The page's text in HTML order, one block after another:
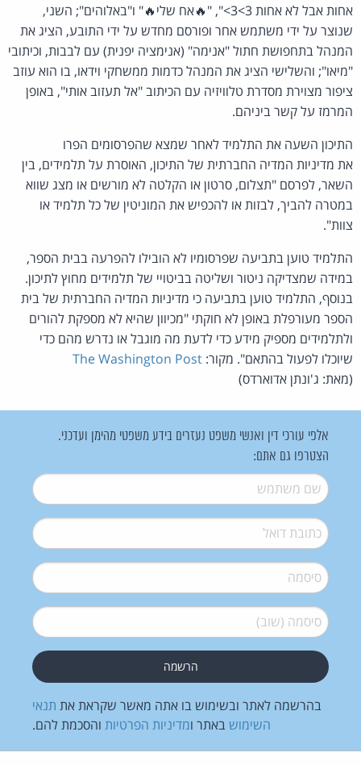
אחות אבל לא אחות 3>3>", "🔥אח שלי🔥" ו"באלוהים"; השני,
שנוצר על ידי משתמש אחר ופורסם מחדש על ידי התובע, הציג את
המנהל בתחפושת חתול "אנימה" (אנימציה יפנית) עם לבבות, וכיתובי
"מיאו"; והשלישי הציג את המנהל כדמות ממשחקי וידאו, בו הוא עוזב
ציפור מצוירת מסדרת טלוויזיה עם הכיתוב "אל תעזוב אותי", באופן
המרמז על קשר ביניהם.
התיכון השעה את התלמיד לאחר שמצא שהפרסומים הפרו
את מדיניות המדיה החברתית של התיכון, האוסרת על תלמידים, בין
השאר, לפרסם "תצלום, סרטון או הקלטה לא מורשים או מצג שווא
במטרה להביך, לבזות או להכפיש את המוניטין של כל תלמיד או
צוות".
התלמיד טוען בתביעה שפרסומיו לא הובילו להפרעה בבית הספר,
במידה שמצדיקה ניטור ושליטה בביטויי של תלמידים מחוץ לתיכון.
בנוסף, התלמיד טוען בתביעה כי מדיניות המדיה החברתית של בית
הספר מעורפלת באופן לא חוקתי "מכיוון שהיא לא מספקת להורים
ולתלמידים מספיק מידע כדי לדעת מה מוגבל או נדרש מהם כדי
שיוכלו לפעול בהתאם". מקור: The Washington Post
(מאת: ג'ונתן אדוארדס)
אלפי עורכי דין ואנשי משפט נעזרים בידע משפטי מהימן ועדכני.
הצטרפו גם אתם:
שם משתמש*
דואל*
סיסמה*
סיסמה (שוב)*
בהרשמה לאתר ובשימוש בו אתה מאשר שקראת את תנאי
השימוש באתר ומדיניות הפרטיות והסכמת להם.